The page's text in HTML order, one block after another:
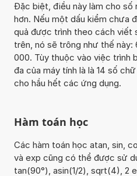
Đặc biệt, điều này làm cho số
hơn. Nếu một dấu kiểm chưa
quả được trình theo cách viết
trên, nó sẽ trông như thế
000. Tùy thuộc vào việc trình
đa của máy tính là là 14 số
cho hầu hết các ứng dụng.
Hàm toán học
Các hàm toán học atan, sin,
và exp cũng có thể được sử
tan(90°), asin(1/2), sqrt(4), 2